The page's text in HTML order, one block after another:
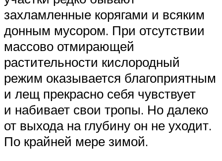
захламленные корягами и всяким
донным мусором. При отсутствии
массово отмирающей
растительности кислородный
режим оказывается благоприятным
и лещ прекрасно себя чувствует
и набивает свои тропы. Но далеко
от выхода на глубину он не уходит.
По крайней мере зимой.